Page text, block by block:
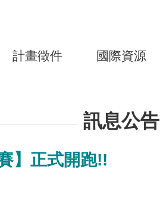
計畫徵件 國際資源
訊息公告
】正式開跑!!